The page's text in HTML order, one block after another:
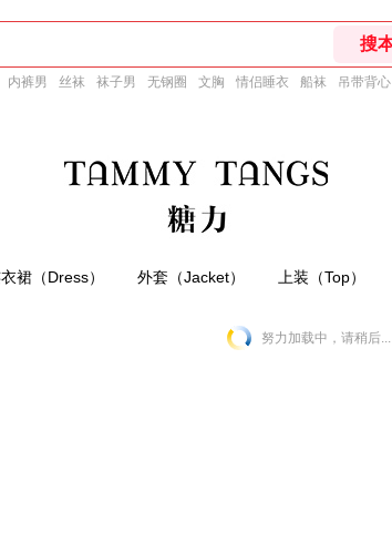
内裤男 丝袜 袜子男 无钢圈 文胸 情侣睡衣 船袜 吊带背心
裙（Dress） 外套（Jacket） 上装（Top）
努力加载中，请稍后...